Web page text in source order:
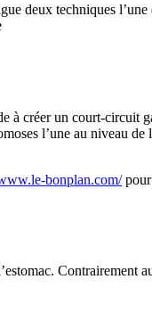
deux techniques
créer un court-circuit
l’une au niveau
bonplan.com/pour
Contrairement